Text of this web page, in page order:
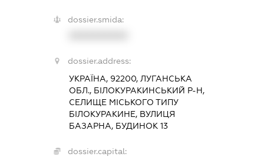
dossier.smida:
dossier.address:
УКРАЇНА, 92200, ЛУГАНСЬКА
ОБЛ., БІЛОКУРАКИНСЬКИЙ Р-Н,
СЕЛИЩЕ МІСЬКОГО ТИПУ
БІЛОКУРАКИНЕ, ВУЛИЦЯ
БАЗАРНА, БУДИНОК 13
dossier.capital: